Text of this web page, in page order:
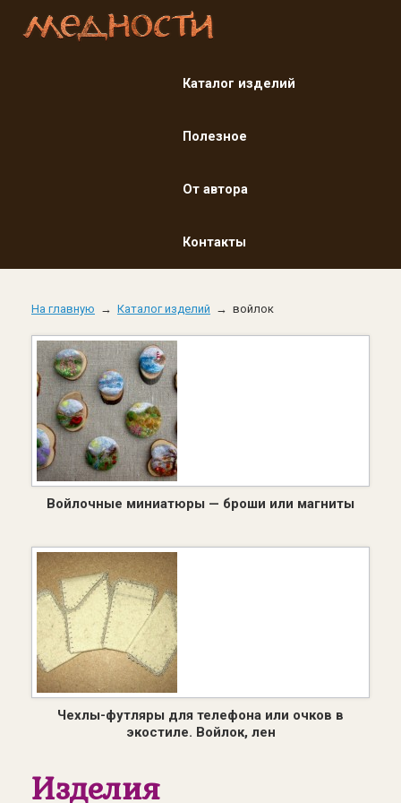
Каталог изделий
Полезное
От автора
Контакты
На главную → Каталог изделий → войлок
Войлочные миниатюры — броши или магниты
Чехлы-футляры для телефона или очков в
экостиле. Войлок, лен
Изделия